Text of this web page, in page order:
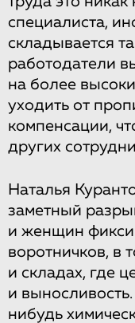
специалиста,
складывается
работодатели
на более
уходить от
компенсации,
других
Наталья
заметный
и женщин
воротничков, в
и складах, где
и
нибудь